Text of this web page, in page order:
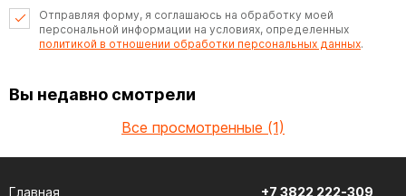
Отправляя форму, я соглашаюсь на обработку моей
персональной информации на условиях, определенных
политикой в отношении обработки персональных данных.
Вы недавно смотрели
Все просмотренные (1)
Главная
+7 3822 222-309